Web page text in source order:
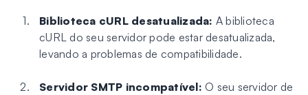
Biblioteca cURL desatualizada: A biblioteca
cURL do seu servidor pode estar desatualizada,
levando a problemas de compatibilidade.
Servidor SMTP incompatível: O seu servidor de